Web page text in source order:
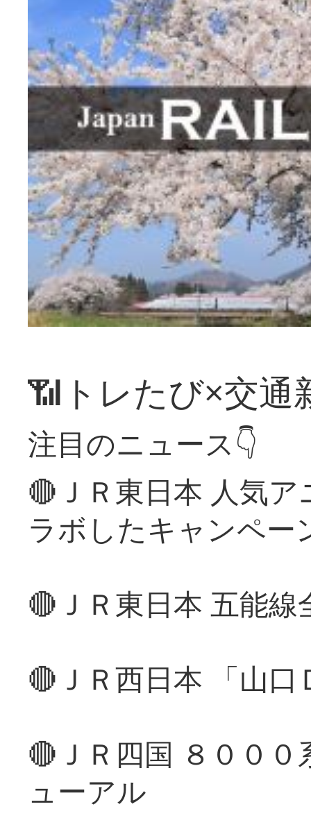
📶トレたび×交通
注目のニュース👇
🔴ＪＲ東日本 人気
ラボしたキャンペー
🔴ＪＲ東日本 五能
🔴ＪＲ西日本 「山
🔴ＪＲ四国 ８００
ューアル